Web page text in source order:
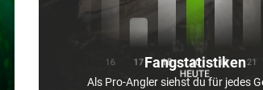
Fangstatistiken
Als Pro-Angler siehst du für jedes